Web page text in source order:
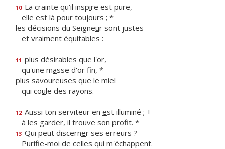
10 La crainte qu'il inspire est pure,
elle est là pour toujours ; *
les décisions du Seigneur sont justes
et vraiment équitables :
11 plus désirables que l'or,
qu'une masse d'or fin, *
plus savoureuses que le miel
qui coule des rayons.
12 Aussi ton serviteur en est illuminé ; +
à les garder, il trouve son profit. *
13 Qui peut discerner ses erreurs ?
Purifie-moi de celles qui m'échappent.